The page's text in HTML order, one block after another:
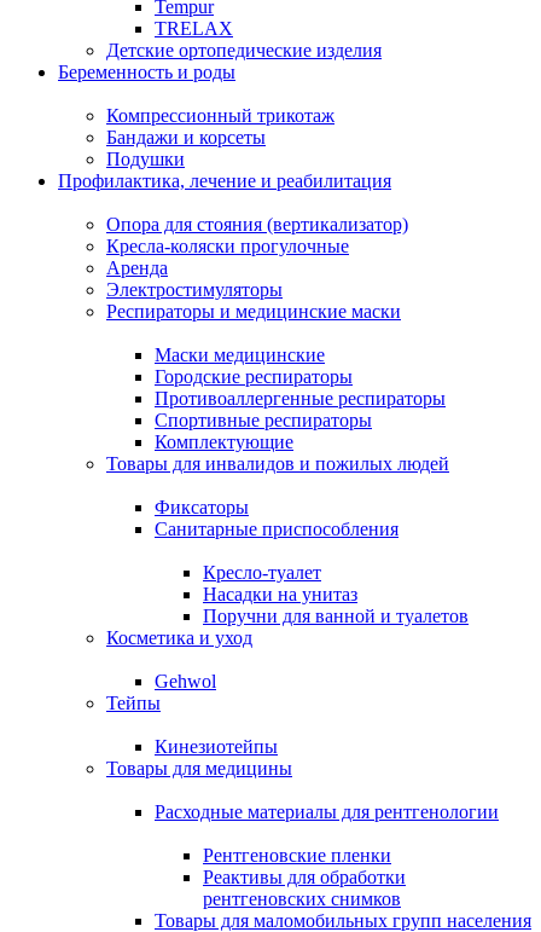
Tempur
TRELAX
Детские ортопедические изделия
Беременность и роды
Компрессионный трикотаж
Бандажи и корсеты
Подушки
Профилактика, лечение и реабилитация
Опора для стояния (вертикализатор)
Кресла-коляски прогулочные
Аренда
Электростимуляторы
Респираторы и медицинские маски
Маски медицинские
Городские респираторы
Противоаллергенные респираторы
Спортивные респираторы
Комплектующие
Товары для инвалидов и пожилых людей
Фиксаторы
Санитарные приспособления
Кресло-туалет
Насадки на унитаз
Поручни для ванной и туалетов
Косметика и уход
Gehwol
Тейпы
Кинезиотейпы
Товары для медицины
Расходные материалы для рентгенологии
Рентгеновские пленки
Реактивы для обработки
рентгеновских снимков
Товары для маломобильных групп населения